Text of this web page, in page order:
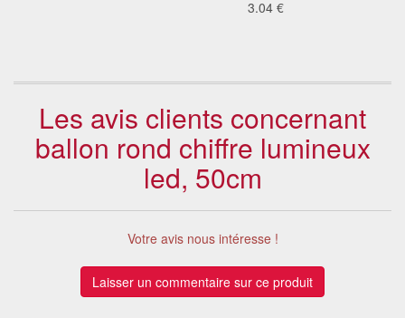
3.04 €
Les avis clients concernant
ballon rond chiffre lumineux
led, 50cm
Votre avis nous intéresse !
Laisser un commentaire sur ce produit